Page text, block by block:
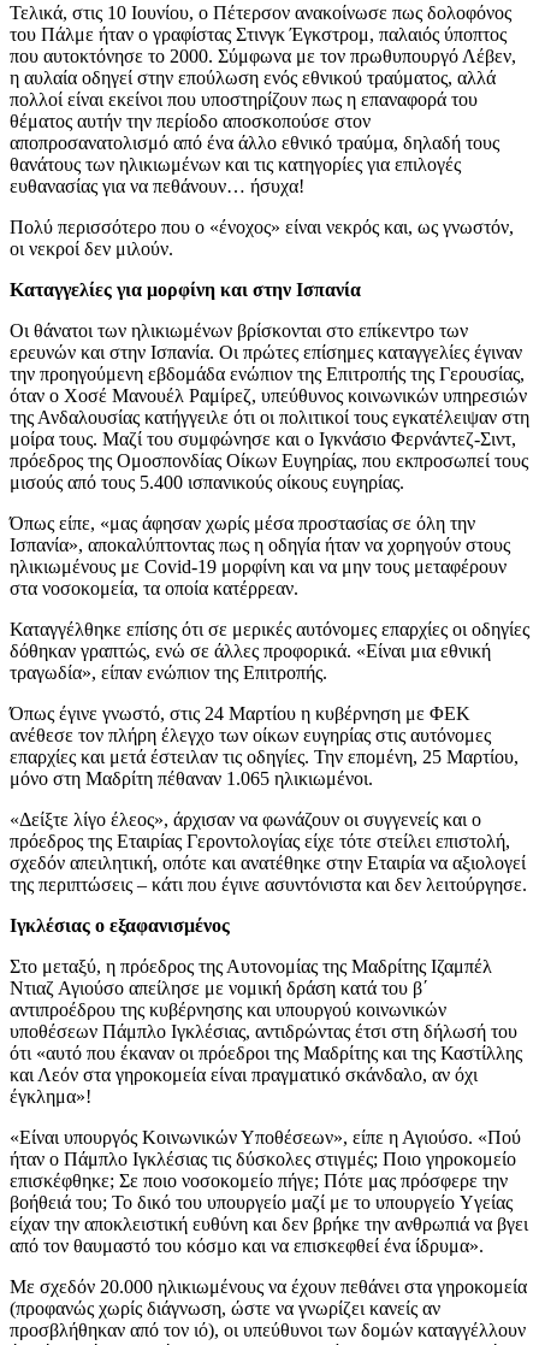
Τελικά, στις 10 Ιουνίου, ο Πέτερσον ανακοίνωσε πως δολοφόνος
του Πάλμε ήταν ο γραφίστας Στινγκ Έγκστρομ, παλαιός ύποπτος
που αυτοκτόνησε το 2000. Σύμφωνα με τον πρωθυπουργό Λέβεν,
η αυλαία οδηγεί στην επούλωση ενός εθνικού τραύματος, αλλά
πολλοί είναι εκείνοι που υποστηρίζουν πως η επαναφορά του
θέματος αυτήν την περίοδο αποσκοπούσε στον
αποπροσανατολισμό από ένα άλλο εθνικό τραύμα, δηλαδή τους
θανάτους των ηλικιωμένων και τις κατηγορίες για επιλογές
ευθανασίας για να πεθάνουν… ήσυχα!
Πολύ περισσότερο που ο «ένοχος» είναι νεκρός και, ως γνωστόν,
οι νεκροί δεν μιλούν.
Καταγγελίες για μορφίνη και στην Ισπανία
Οι θάνατοι των ηλικιωμένων βρίσκονται στο επίκεντρο των
ερευνών και στην Ισπανία. Οι πρώτες επίσημες καταγγελίες έγιναν
την προηγούμενη εβδομάδα ενώπιον της Επιτροπής της Γερουσίας,
όταν ο Χοσέ Μανουέλ Ραμίρεζ, υπεύθυνος κοινωνικών υπηρεσιών
της Ανδαλουσίας κατήγγειλε ότι οι πολιτικοί τους εγκατέλειψαν στη
μοίρα τους. Μαζί του συμφώνησε και ο Ιγκνάσιο Φερνάντεζ-Σιντ,
πρόεδρος της Ομοσπονδίας Οίκων Ευγηρίας, που εκπροσωπεί τους
μισούς από τους 5.400 ισπανικούς οίκους ευγηρίας.
Όπως είπε, «μας άφησαν χωρίς μέσα προστασίας σε όλη την
Ισπανία», αποκαλύπτοντας πως η οδηγία ήταν να χορηγούν στους
ηλικιωμένους με Covid-19 μορφίνη και να μην τους μεταφέρουν
στα νοσοκομεία, τα οποία κατέρρεαν.
Καταγγέλθηκε επίσης ότι σε μερικές αυτόνομες επαρχίες οι οδηγίες
δόθηκαν γραπτώς, ενώ σε άλλες προφορικά. «Είναι μια εθνική
τραγωδία», είπαν ενώπιον της Επιτροπής.
Όπως έγινε γνωστό, στις 24 Μαρτίου η κυβέρνηση με ΦΕΚ
ανέθεσε τον πλήρη έλεγχο των οίκων ευγηρίας στις αυτόνομες
επαρχίες και μετά έστειλαν τις οδηγίες. Την επομένη, 25 Μαρτίου,
μόνο στη Μαδρίτη πέθαναν 1.065 ηλικιωμένοι.
«Δείξτε λίγο έλεος», άρχισαν να φωνάζουν οι συγγενείς και ο
πρόεδρος της Εταιρίας Γεροντολογίας είχε τότε στείλει επιστολή,
σχεδόν απειλητική, οπότε και ανατέθηκε στην Εταιρία να αξιολογεί
της περιπτώσεις – κάτι που έγινε ασυντόνιστα και δεν λειτούργησε.
Ιγκλέσιας ο εξαφανισμένος
Στο μεταξύ, η πρόεδρος της Αυτονομίας της Μαδρίτης Ιζαμπέλ
Ντιαζ Αγιούσο απείλησε με νομική δράση κατά του β΄
αντιπροέδρου της κυβέρνησης και υπουργού κοινωνικών
υποθέσεων Πάμπλο Ιγκλέσιας, αντιδρώντας έτσι στη δήλωσή του
ότι «αυτό που έκαναν οι πρόεδροι της Μαδρίτης και της Καστίλλης
και Λεόν στα γηροκομεία είναι πραγματικό σκάνδαλο, αν όχι
έγκλημα»!
«Είναι υπουργός Κοινωνικών Υποθέσεων», είπε η Αγιούσο. «Πού
ήταν ο Πάμπλο Ιγκλέσιας τις δύσκολες στιγμές; Ποιο γηροκομείο
επισκέφθηκε; Σε ποιο νοσοκομείο πήγε; Πότε μας πρόσφερε την
βοήθειά του; Το δικό του υπουργείο μαζί με το υπουργείο Yγείας
είχαν την αποκλειστική ευθύνη και δεν βρήκε την ανθρωπιά να βγει
από τον θαυμαστό του κόσμο και να επισκεφθεί ένα ίδρυμα».
Με σχεδόν 20.000 ηλικιωμένους να έχουν πεθάνει στα γηροκομεία
(προφανώς χωρίς διάγνωση, ώστε να γνωρίζει κανείς αν
προσβλήθηκαν από τον ιό), οι υπεύθυνοι των δομών καταγγέλλουν